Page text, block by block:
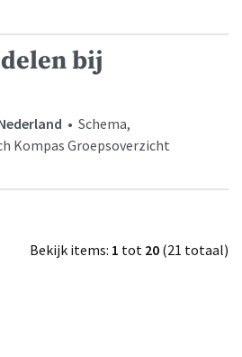
bij
• Schema,
Kompas Groepsoverzicht
Bekijk items: 1 tot 20 (21 totaal)